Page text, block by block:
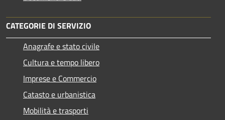
CATEGORIE DI SERVIZIO
Anagrafe e stato civile
Cultura e tempo libero
Imprese e Commercio
Catasto e urbanistica
Mobilità e trasporti